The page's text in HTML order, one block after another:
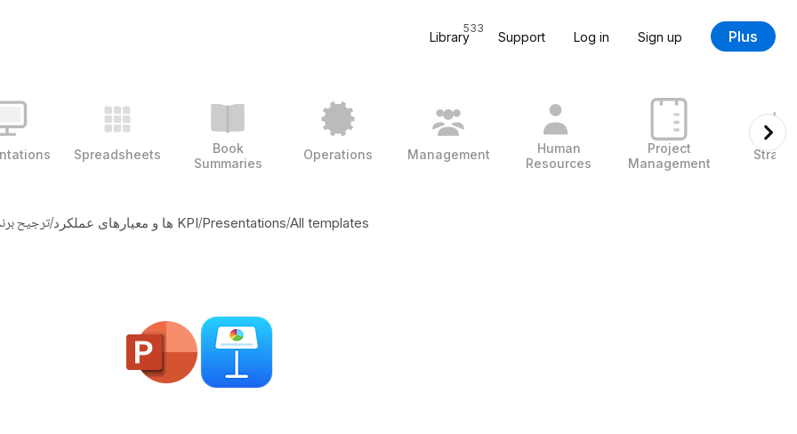
Library
533
Support Log in Sign up Plus
Spreadsheets
Book
Summaries
Operations Management
Human
Resources
Project
Management
All templates
/
Presentations
/KPI ها و معیارهای عملکرد /ترجیح